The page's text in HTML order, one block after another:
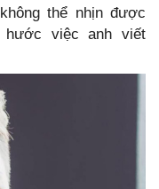
thể nhịn được
việc anh viết